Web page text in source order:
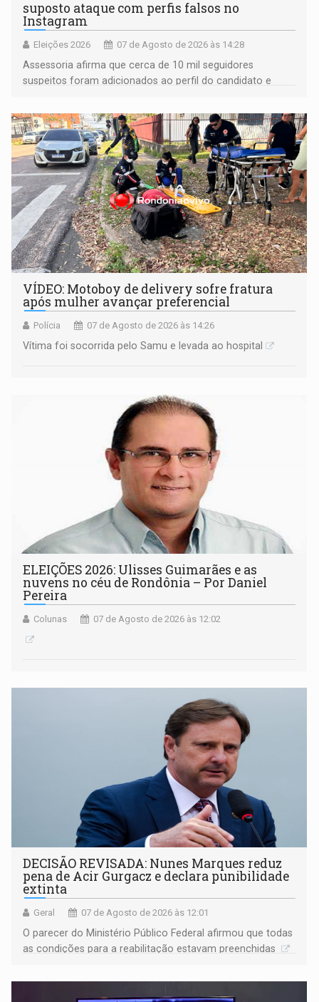
suposto ataque com perfis falsos no
Instagram
Eleições 2026 07 de Agosto de 2026 às 14:28
Assessoria afirma que cerca de 10 mil seguidores
suspeitos foram adicionados ao perfil do candidato e
remover as contas
VÍDEO: Motoboy de delivery sofre fratura
após mulher avançar preferencial
Polícia 07 de Agosto de 2026 às 14:26
Vítima foi socorrida pelo Samu e levada ao hospital
ELEIÇÕES 2026: Ulisses Guimarães e as
nuvens no céu de Rondônia – Por Daniel
Pereira
Colunas 07 de Agosto de 2026 às 12:02
DECISÃO REVISADA: Nunes Marques reduz
pena de Acir Gurgacz e declara punibilidade
extinta
Geral 07 de Agosto de 2026 às 12:01
O parecer do Ministério Público Federal afirmou que todas
as condições para a reabilitação estavam preenchidas